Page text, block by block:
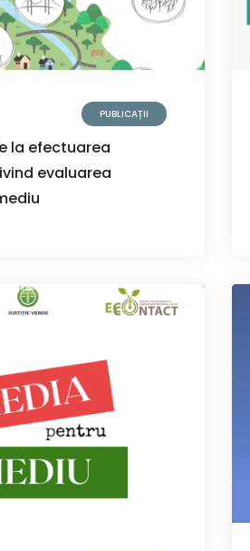
PUBLICAȚII
la efectuarea
evaluarea